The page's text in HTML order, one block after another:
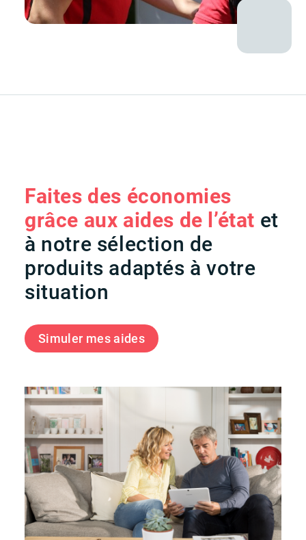
Faites des économies
grâce aux aides de l’état et
à notre sélection de
produits adaptés à votre
situation
Simuler mes aides